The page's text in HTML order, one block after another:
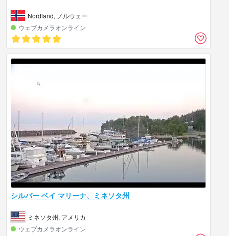
Nordland, ノルウェー
ウェブカメラオンライン
シルバー ベイ マリーナ、ミネソタ州
ミネソタ州, アメリカ
ウェブカメラオンライン